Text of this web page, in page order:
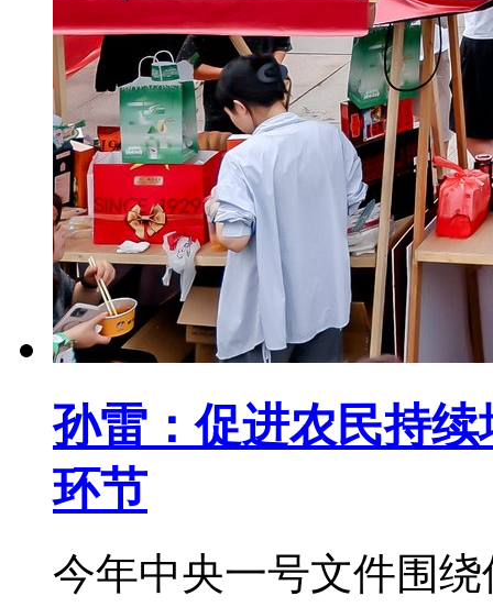
孙雷：促进农民持
环节
今年中央一号文件围